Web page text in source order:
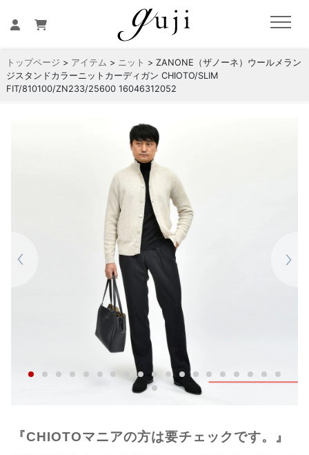
トップページ > アイテム > ニット > ZANONE（ザノーネ）ウールメラン
ジスタンドカラーニットカーディガン CHIOTO/SLIM
FIT/810100/ZN233/25600 16046312052
『CHIOTOマニアの方は要チェックです。』